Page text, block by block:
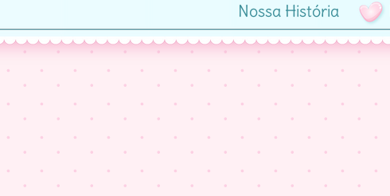
Nossa História